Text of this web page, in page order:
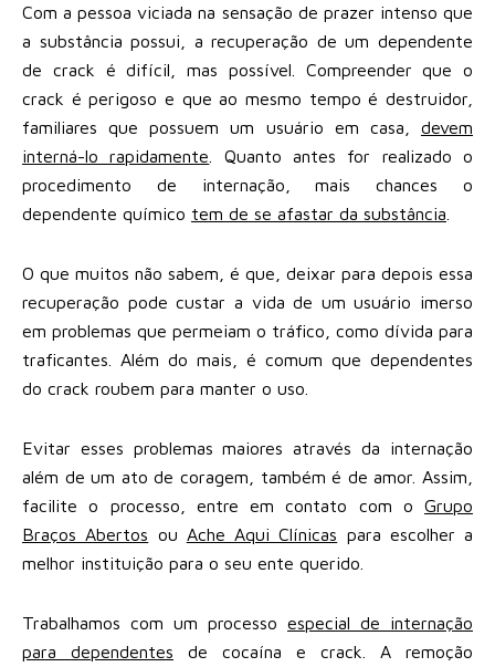
Com a pessoa viciada na sensação de prazer intenso que
a substância possui, a recuperação de um dependente
de crack é difícil, mas possível. Compreender que o
crack é perigoso e que ao mesmo tempo é destruidor,
familiares que possuem um usuário em casa, devem
interná-lo rapidamente . Quanto antes for realizado o
procedimento de internação, mais chances o
dependente químico tem de se afastar da substância
O que muitos não sabem, é que, deixar para depois essa
recuperação pode custar a vida de um usuário imerso
em problemas que permeiam o tráfico, como dívida para
traficantes. Além do mais, é comum que dependentes
do crack roubem para manter o uso.
Evitar esses problemas maiores através da internação
além de um ato de coragem, também é de amor. Assim,
facilite o processo, entre em contato com o Grupo
Braços Abertos ou Ache Aqui Clínicas para escolher a
melhor instituição para o seu ente querido.
Trabalhamos com um processo especial de internação
para dependentes de cocaína e crack. A remoção